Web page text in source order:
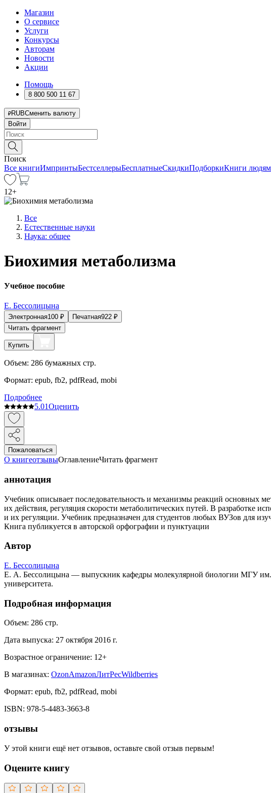
Магазин
О сервисе
Услуги
Конкурсы
Авторам
Новости
Акции
Помощь
8 800 500 11 67
RUBСменить валюту
Войти
Поиск
Все книгиИмпринтыБестселлерыБесплатныеСкидкиПодборкиКниги людям
12+
Все
Естественные науки
Наука: общее
Биохимия метаболизма
Учебное пособие
Е. Бессолицына
Электронная100 ₽ Печатная922 ₽
Читать фрагмент
Купить
Объем: 286 бумажных стр.
Формат: epub, fb2, pdfRead, mobi
Подробнее
5.01Оценить
Пожаловаться
О книгеотзывыОглавлениеЧитать фрагмент
аннотация
Учебник описывает последовательность и механизмы реакций основных
их действия, регуляция скорости метаболитических путей. В разработке
и их регуляции. Учебник предназначен для студентов любых ВУЗов для
Книга публикуется в авторской орфографии и пунктуации
Автор
Е. Бессолицына
Е. А. Бессолицына — выпускник кафедры молекулярной биологии МГУ им.
университета.
Подробная информация
Объем: 286 стр.
Дата выпуска: 27 октября 2016 г.
Возрастное ограничение: 12+
В магазинах: OzonAmazonЛитРесWildberries
Формат: epub, fb2, pdfRead, mobi
ISBN: 978-5-4483-3663-8
отзывы
У этой книги ещё нет отзывов, оставьте свой отзыв первым!
Оцените книгу